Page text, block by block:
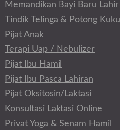
Memandikan Bayi Baru Lahir
Tindik Telinga & Potong Kuku
Pijat Anak
Terapi Uap / Nebulizer
Pijat Ibu Hamil
Pijat Ibu Pasca Lahiran
Pijat Oksitosin/Laktasi
Konsultasi Laktasi Online
Privat Yoga & Senam Hamil